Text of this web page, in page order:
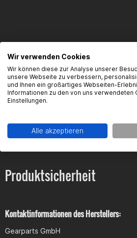
eine Änderung vorgenommen: Bei
Stecker verbaut, das gelieferte
einen 4 Pol Stecker. Umbau absolut
fünfte Kabel ohnehin nicht genutzt
den vorhandenen Stecker umlegen
ist. Kann aber Gearparts nichts für
Thommi Lohuber
Passt Ois lkay
Robert Wechsler
Passt nicht Nicht kaufen passt nicht
FAQ
Hier findest du die häufigsten Fragen
Antworten zu diesem Artikel.
Produktsicherheit
Kontaktinformationen des Herstellers:
Gearparts GmbH
Wir verwenden Cookies
Wir können diese zur Analyse unserer
unsere Webseite zu verbessern,
und Ihnen ein großartiges Webseiten-
Informationen zu den von uns verwendeten
Einstellungen.
Alle akzeptieren